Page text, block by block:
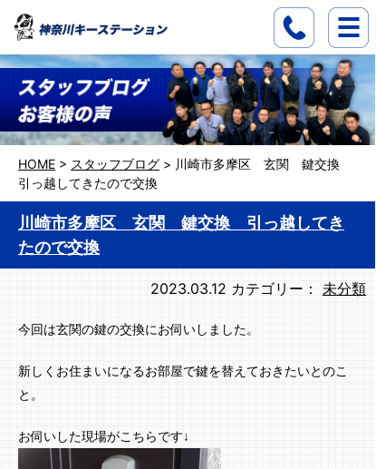
HOME > スタッフブログ > 川崎市多摩区 玄関 鍵交換
引っ越してきたので交換
川崎市多摩区 玄関 鍵交換 引っ越してき
たので交換
2023.03.12 カテゴリー： 未分類
今回は玄関の鍵の交換にお伺いしました。
新しくお住まいになるお部屋で鍵を替えておきたいとのこ
と。
お伺いした現場がこちらです↓